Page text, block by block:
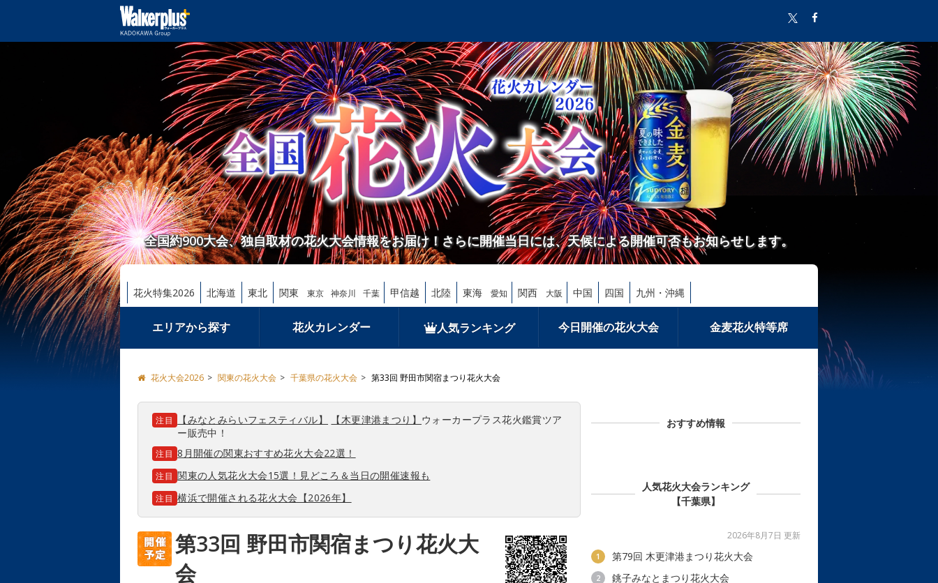
全国約900大会、独自取材の花火大会情報をお届け！さらに開催当日には、天候による開催可否もお知らせします。
花火特集2026 北海道 東北 関東 東京 神奈川 千葉 甲信越 北陸 東海 愛知 関西 大阪 中国 四国 九州・沖縄
エリアから探す 花火カレンダー 人気ランキング 今日開催の花火大会 金麦花火特等席
花火大会2026 関東の花火大会 千葉県の花火大会 第33回 野田市関宿まつり花火大会
注目 【みなとみらいフェスティバル】 【木更津港まつり】 ウォーカープラス花火鑑賞ツア
ー販売中！
注目 8月開催の関東おすすめ花火大会22選！
注目 関東の人気花火大会15選！見どころ＆当日の開催速報も
注目 横浜で開催される花火大会【2026年】
第33回 野田市関宿まつり花火大
会
おすすめ情報
人気花火大会ランキング
【千葉県】
2026年8月7日 更新
1 第79回 木更津港まつり花火大会
2 銚子みなとまつり花火大会